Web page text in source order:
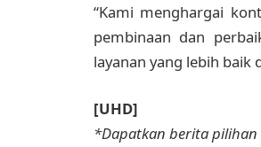
“Kami menghargai
pembinaan dan
layanan yang lebih baik
[UHD]
*Dapatkan berita